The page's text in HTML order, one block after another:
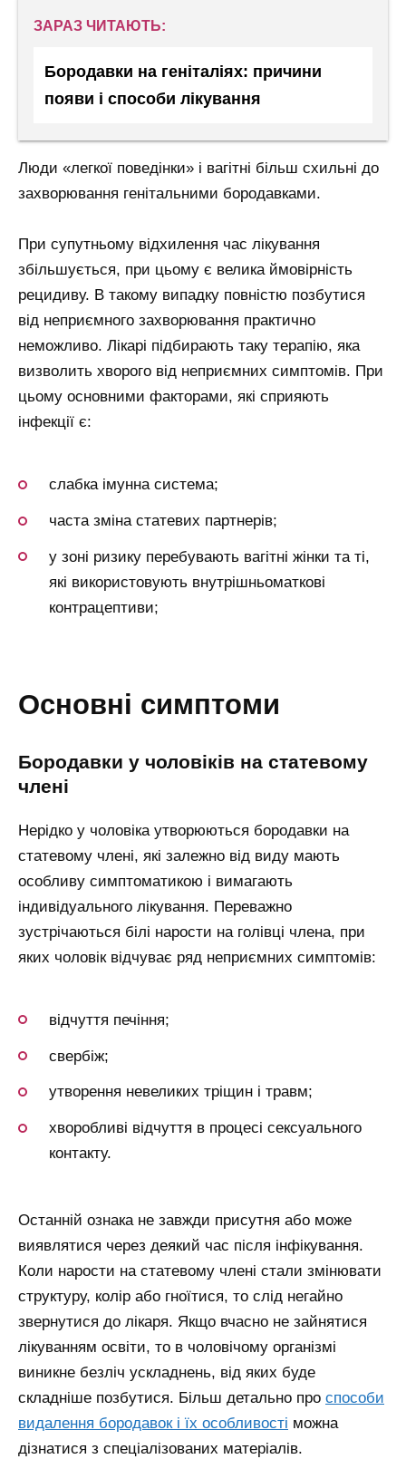
ЗАРАЗ ЧИТАЮТЬ:
Бородавки на геніталіях: причини
появи і способи лікування
Люди «легкої поведінки» і вагітні більш схильні до
захворювання генітальними бородавками.
При супутньому відхилення час лікування
збільшується, при цьому є велика ймовірність
рецидиву. В такому випадку повністю позбутися
від неприємного захворювання практично
неможливо. Лікарі підбирають таку терапію, яка
визволить хворого від неприємних симптомів. При
цьому основними факторами, які сприяють
інфекції є:
слабка імунна система;
часта зміна статевих партнерів;
у зоні ризику перебувають вагітні жінки та ті,
які використовують внутрішньоматкові
контрацептиви;
основні симптоми
бородавки у чоловіків на статевому
члені
Нерідко у чоловіка утворюються бородавки на
статевому члені, які залежно від виду мають
особливу симптоматикою і вимагають
індивідуального лікування. Переважно
зустрічаються білі нарости на голівці члена, при
яких чоловік відчуває ряд неприємних симптомів:
відчуття печіння;
свербіж;
утворення невеликих тріщин і травм;
хворобливі відчуття в процесі сексуального
контакту.
Останній ознака не завжди присутня або може
виявлятися через деякий час після інфікування.
Коли нарости на статевому члені стали змінювати
структуру, колір або гноїтися, то слід негайно
звернутися до лікаря. Якщо вчасно не зайнятися
лікуванням освіти, то в чоловічому організмі
виникне безліч ускладнень, від яких буде
складніше позбутися. Більш детально про способи
видалення бородавок і їх особливості можна
дізнатися з спеціалізованих матеріалів.